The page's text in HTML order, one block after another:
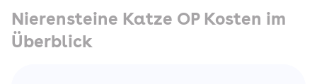
Nierensteine Katze OP Kosten im
Überblick